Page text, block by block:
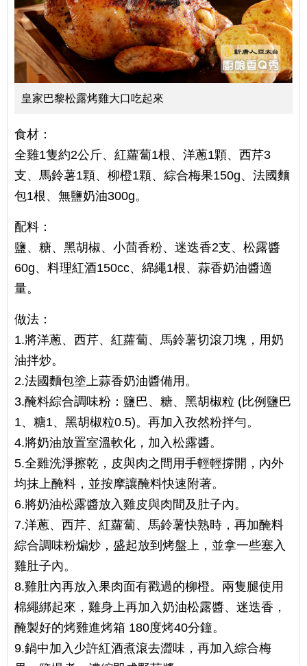
皇家巴黎松露烤雞大口吃起來
食材：
全雞1隻約2公斤、紅蘿蔔1根、洋蔥1顆、西芹3
支、馬鈴薯1顆、柳橙1顆、綜合梅果150g、法國麵
包1根、無鹽奶油300g。
配料：
鹽、糖、黑胡椒、小茴香粉、迷迭香2支、松露醬
60g、料理紅酒150cc、綿繩1根、蒜香奶油醬適
量。
做法：
1.將洋蔥、西芹、紅蘿蔔、馬鈴薯切滾刀塊，用奶
油拌炒。
2.法國麵包塗上蒜香奶油醬備用。
3.醃料綜合調味粉：鹽巴、糖、黑胡椒粒 (比例鹽巴
1、糖1、黑胡椒粒0.5)。再加入孜然粉拌勻。
4.將奶油放置室溫軟化，加入松露醬。
5.全雞洗淨擦乾，皮與肉之間用手輕輕撐開，內外
均抹上醃料，並按摩讓醃料快速附著。
6.將奶油松露醬放入雞皮與肉間及肚子內。
7.洋蔥、西芹、紅蘿蔔、馬鈴薯快熟時，再加醃料
綜合調味粉煸炒，盛起放到烤盤上，並拿一些塞入
雞肚子內。
8.雞肚內再放入果肉面有戳過的柳橙。兩隻腿使用
棉繩綁起來，雞身上再加入奶油松露醬、迷迭香，
醃製好的烤雞進烤箱 180度烤40分鐘。
9.鍋中加入少許紅酒煮滾去澀味，再加入綜合梅